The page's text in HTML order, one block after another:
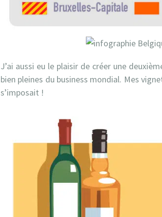
J’ai aussi eu le plaisir de créer une
bien pleines du business mondial. Mes
s’imposait !